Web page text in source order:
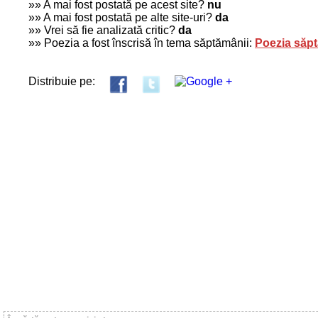
»» A mai fost postată pe acest site? nu
»» A mai fost postată pe alte site-uri? da
»» Vrei să fie analizată critic? da
»» Poezia a fost înscrisă în tema săptămânii: Poezia
Distribuie pe: